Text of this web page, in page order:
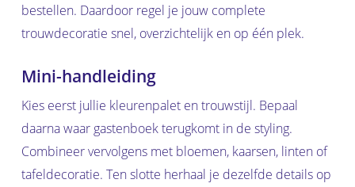
bestellen. Daardoor regel je jouw complete
trouwdecoratie snel, overzichtelijk en op één plek.
Mini-handleiding
Kies eerst jullie kleurenpalet en trouwstijl. Bepaal
daarna waar gastenboek terugkomt in de styling.
Combineer vervolgens met bloemen, kaarsen, linten of
tafeldecoratie. Ten slotte herhaal je dezelfde details op